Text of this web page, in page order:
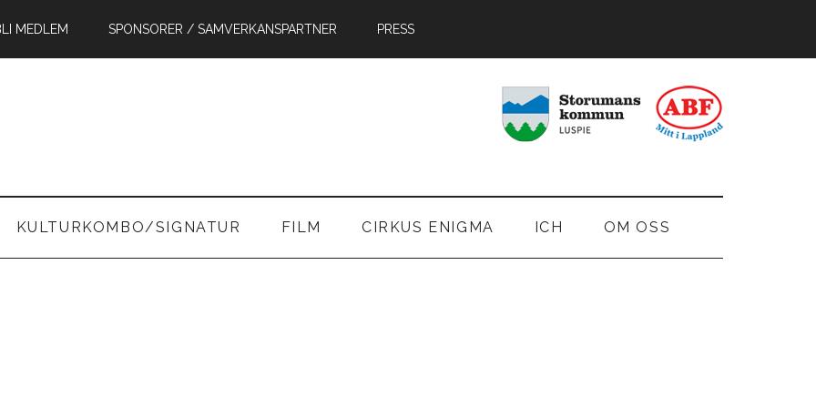
MEDLEM SPONSORER / SAMVERKANSPARTNER PRESS
KULTURKOMBO/SIGNATUR FILM CIRKUS ENIGMA ICH OM OSS